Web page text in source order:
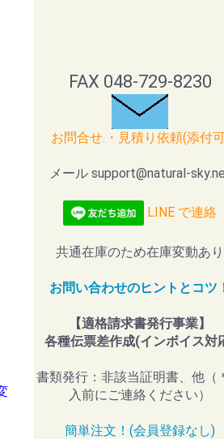
FAX 048-729-8230
お問合せ.・見積り依頼(添付
メール support@natural-
LINE で連絡
共通在庫のため在庫変動あり
お問い合わせのヒントとコツ
【適格請求書発行事業】
各種伝票差作成(インボイス対
書類発行：非該当証明書、他（
入前にご連絡ください）
簡単注文！(会員登録なし)